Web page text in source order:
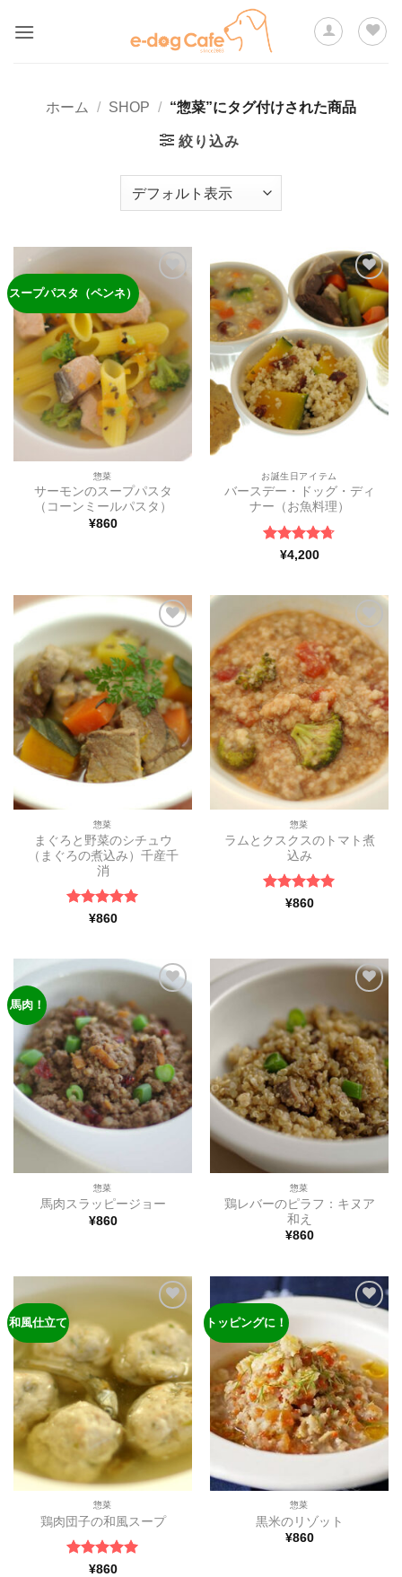
ホーム / SHOP / “惣菜”にタグ付けされた商品
絞り込み
スープパスタ（ペンネ）
ほし
い物
リス
トに
追加
惣菜
サーモンのスープパスタ
（コーンミールパスタ）
¥860
ほし
い物
リス
トに
追加
お誕生日アイテム
バースデー・ドッグ・ディ
ナー（お魚料理）
5段階中
¥4,200
ほし
い物
リス
トに
追加
惣菜
まぐろと野菜のシチュウ
（まぐろの煮込み）千産千
消
5段階中5
¥860
ほし
い物
リス
トに
追加
惣菜
ラムとクスクスのトマト煮
込み
5段階中5
¥860
馬肉！
い物
リス
トに
追加
惣菜
馬肉スラッピージョー
¥860
リス
トに
追加
惣菜
鶏レバーのピラフ：キヌア
和え
¥860
和風仕立て
ほし
い物
リス
トに
追加
惣菜
鶏肉団子の和風スープ
5段階中5
¥860
トッピングに！
ほし
リス
トに
追加
惣菜
黒米のリゾット
¥860